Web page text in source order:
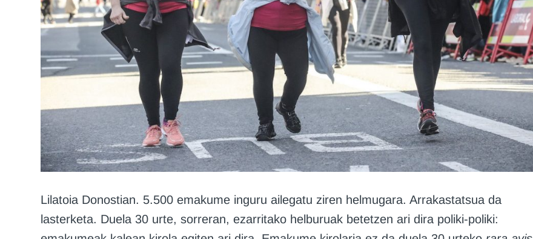
Lilatoia Donostian. 5.500 emakume inguru ailegatu ziren helmugara. Arrakastatsua da
lasterketa. Duela 30 urte, sorreran, ezarritako helburuak betetzen ari dira poliki-poliki: